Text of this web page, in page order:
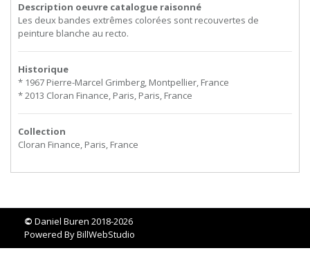
Description oeuvre catalogue raisonné
Les deux bandes extrêmes colorées sont recouvertes de
peinture blanche au recto.
Historique
* 1967 Pierre-Marcel Grimberg, Montpellier, France
* 2013 Cloran Finance, Paris, Paris, France
Collection
Cloran Finance, Paris, France
© Daniel Buren 2018-2026
Powered ByBillWebStudio